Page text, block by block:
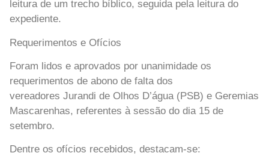
leitura de um trecho bíblico, seguida pela leitura do
expediente.
Requerimentos e Ofícios
Foram lidos e aprovados por unanimidade os
requerimentos de abono de falta dos
vereadores Jurandi de Olhos D’água (PSB) e Geremias
Mascarenhas, referentes à sessão do dia 15 de
setembro.
Dentre os ofícios recebidos, destacam-se: